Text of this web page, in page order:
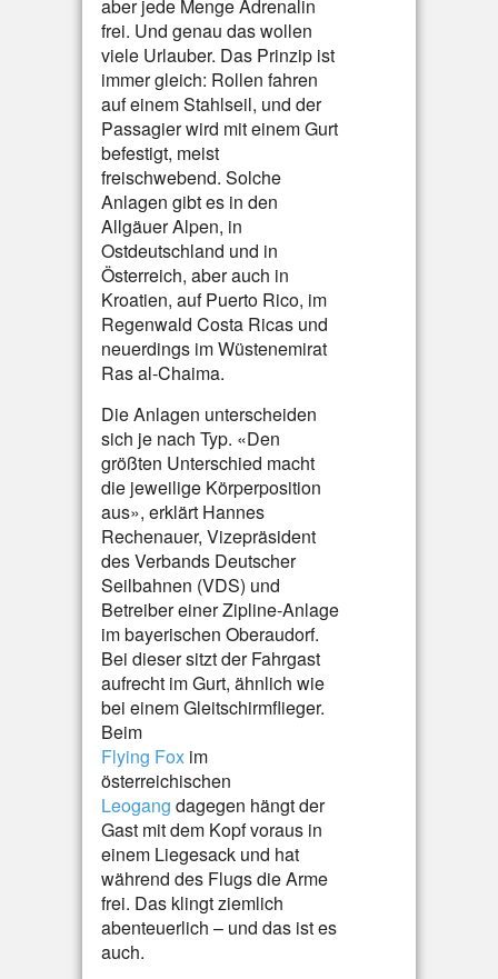
aber jede Menge Adrenalin
frei. Und genau das wollen
viele Urlauber. Das Prinzip ist
immer gleich: Rollen fahren
auf einem Stahlseil, und der
Passagier wird mit einem Gurt
befestigt, meist
freischwebend. Solche
Anlagen gibt es in den
Allgäuer Alpen, in
Ostdeutschland und in
Österreich, aber auch in
Kroatien, auf Puerto Rico, im
Regenwald Costa Ricas und
neuerdings im Wüstenemirat
Ras al-Chaima.
Die Anlagen unterscheiden
sich je nach Typ. «Den
größten Unterschied macht
die jeweilige Körperposition
aus», erklärt Hannes
Rechenauer, Vizepräsident
des Verbands Deutscher
Seilbahnen (VDS) und
Betreiber einer Zipline-Anlage
im bayerischen Oberaudorf.
Bei dieser sitzt der Fahrgast
aufrecht im Gurt, ähnlich wie
bei einem Gleitschirmflieger.
Beim
Flying Fox im
österreichischen
Leogang dagegen hängt der
Gast mit dem Kopf voraus in
einem Liegesack und hat
während des Flugs die Arme
frei. Das klingt ziemlich
abenteuerlich – und das ist es
auch.